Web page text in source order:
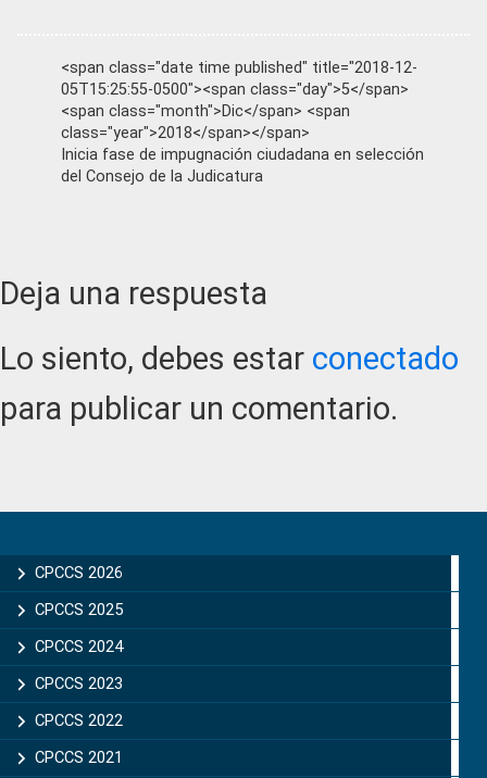
<span class="date time published" title="2018-12-
05T15:25:55-0500"><span class="day">5</span>
<span class="month">Dic</span> <span
class="year">2018</span></span>
Inicia fase de impugnación ciudadana en selección
del Consejo de la Judicatura
Reader
Interactions
Deja una respuesta
Lo siento, debes estar conectado
para publicar un comentario.
Sidebar
CPCCS 2026
CPCCS 2025
CPCCS 2024
CPCCS 2023
CPCCS 2022
CPCCS 2021